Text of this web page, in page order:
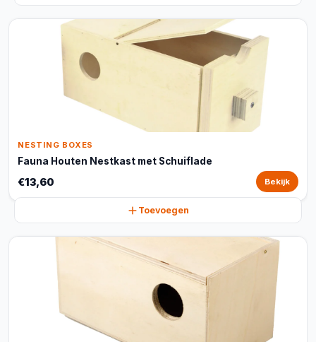
NESTING BOXES
Fauna Houten Nestkast met Schuiflade
€13,60 Bekijk
Toevoegen